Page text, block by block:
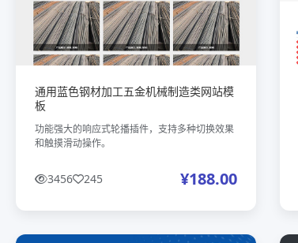
通用蓝色钢材加工五金机械制造类网站模
板
功能强大的响应式轮播插件，支持多种切换效果
和触摸滑动操作。
3456 245 ¥188.00